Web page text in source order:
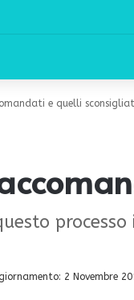
e quelli
2 Novembre